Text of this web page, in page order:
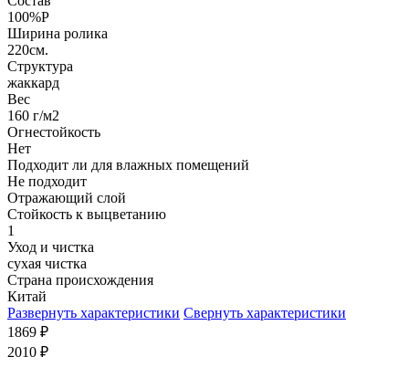
100%P
Ширина ролика
220см.
Структура
жаккард
Вес
160 г/м2
Огнестойкость
Нет
Подходит ли для влажных помещений
Не подходит
Отражающий слой
Стойкость к выцветанию
1
Уход и чистка
сухая чистка
Страна происхождения
Китай
Развернуть характеристики Свернуть характеристики
1869 ₽
2010 ₽